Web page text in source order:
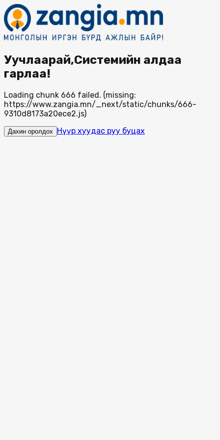
Уучлаарай,Системийн алдаа
гарлаа!
Loading chunk 666 failed. (missing:
https://www.zangia.mn/_next/static/chunks/666-
9310d8173a20ece2.js)
Дахин оролдох Нүүр хуудас руу буцах